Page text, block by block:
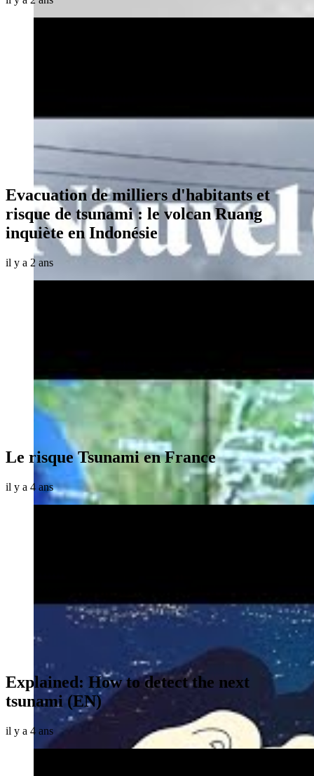
Evacuation de milliers d'habitants et
risque de tsunami : le volcan Ruang
inquiète en Indonésie
il y a 2 ans
Le risque Tsunami en France
il y a 4 ans
Explained: How to detect the next
tsunami (EN)
il y a 4 ans